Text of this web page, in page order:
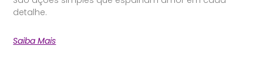
detalhe.
Saiba Mais